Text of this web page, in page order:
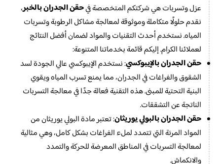
عزل وتسربات هي شركتكم المتخصصة فيحقن الجدران بالخبر،
نقدم حلولًا متكاملة وموثوقة لمعالجة مشاكل الرطوبة وتسربات
المياه. نستخدم أحدث التقنيات والمواد لضمان أفضل النتائج
لعملائنا الكرام. إليكم قائمة بخدماتنا المتنوعة:
حقن الجدران بالإيبوكسي:نستخدم الإيبوكسي عالي الجودة لسد
الشقوق والفراغات في الجدران، مما يمنع تسرب المياه ويقوي
البنية التحتية للمبنى. هذه التقنية فعالة جدًا في معالجة التسربات
الناتجة عن التشققات.
حقن الجدران بالبولي يوريثان: تعتبر مادة البولي يوريثان من
المواد المرنة التي تتمدد لملء الفراغات بشكل كامل، وهي مثالية
لمعالجة التسربات في المناطق المعرضة للحركة والتمدد
والانكماش.